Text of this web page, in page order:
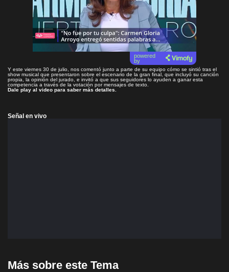
powered
by
Y este viernes 30 de julio, nos comentó junto a parte de su equipo cómo se sintió tras el
show musical que presentaron sobre el escenario de la gran final, que incluyó su canción
propia, la opinión del jurado, e invitó a que sus seguidores lo ayuden a ganar esta
competencia a través de la votación por mensajes de texto.
Dale play al video para saber más detalles.
Señal en vivo
Más sobre este Tema